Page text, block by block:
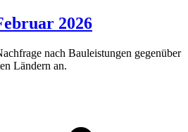
2026
nach Bauleistungen gegenüber
Ländern an.